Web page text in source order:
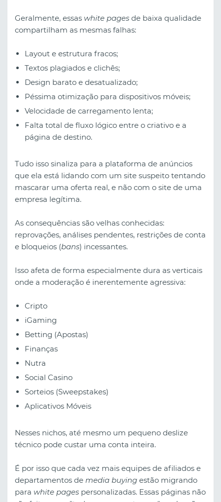
Geralmente, essas white pages de baixa qualidade
compartilham as mesmas falhas:
Layout e estrutura fracos;
Textos plagiados e clichês;
Design barato e desatualizado;
Péssima otimização para dispositivos móveis;
Velocidade de carregamento lenta;
Falta total de fluxo lógico entre o criativo e a
página de destino.
Tudo isso sinaliza para a plataforma de anúncios
que ela está lidando com um site suspeito tentando
mascarar uma oferta real, e não com o site de uma
empresa legítima.
As consequências são velhas conhecidas:
reprovações, análises pendentes, restrições de conta
e bloqueios (bans) incessantes.
Isso afeta de forma especialmente dura as verticais
onde a moderação é inerentemente agressiva:
Cripto
iGaming
Betting (Apostas)
Finanças
Nutra
Social Casino
Sorteios (Sweepstakes)
Aplicativos Móveis
Nesses nichos, até mesmo um pequeno deslize
técnico pode custar uma conta inteira.
É por isso que cada vez mais equipes de afiliados e
departamentos de media buying estão migrando
para white pages personalizadas. Essas páginas não